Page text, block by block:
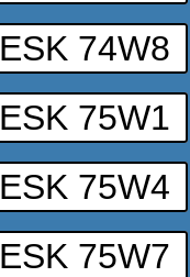
ESK 74W8
ESK 75W1
ESK 75W4
ESK 75W7